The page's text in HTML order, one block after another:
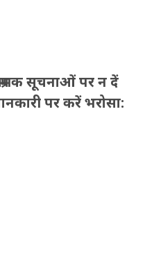
सूचनाओं पर न दें
पर करें भरोसा: